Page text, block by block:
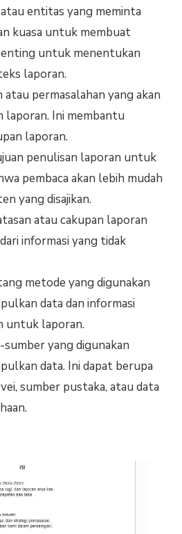
entitas yang meminta
kuasa untuk membuat
untuk menentukan
laporan.
atau permasalahan yang akan
laporan. Ini membantu
laporan.
penulisan laporan untuk
pembaca akan lebih mudah
yang disajikan.
atau cakupan laporan
informasi yang tidak
metode yang digunakan
data dan informasi
untuk laporan.
yang digunakan
data. Ini dapat berupa
sumber pustaka, atau data